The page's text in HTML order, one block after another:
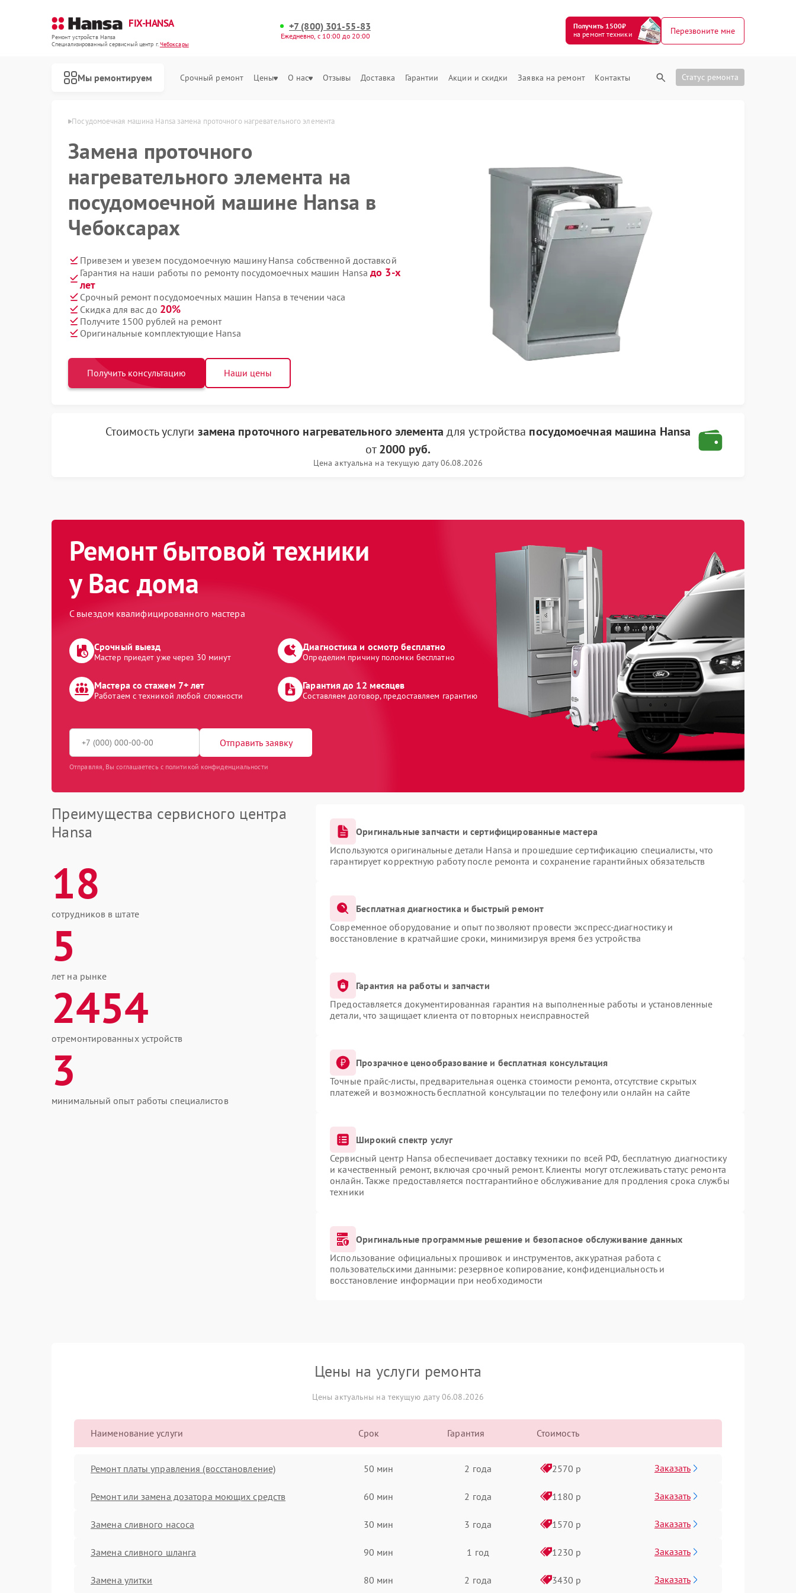
FIX-HANSA
Ремонт устройств Hansa
Специализированный cервисный центр г.Чебоксары
+7 (800) 301-55-83
Ежедневно, с 10:00 до 20:00
Получить 1500₽
на ремонт техники
Перезвоните мне
Мы ремонтируем Срочный ремонт Цены О нас Отзывы Доставка Гарантии Акции и скидки Заявка на ремонт Контакты Статус ремонта
в Чебоксарах Посудомоечная машина Hansa замена проточного нагревательного элемента
Замена проточного
нагревательного элемента на
посудомоечной машине Hansa в
Чебоксарах
Привезем и увезем посудомоечную машину Hansa собственной доставкой
Гарантия на наши работы по ремонту посудомоечных машин Hansaдо 3-х
лет
Срочный ремонт посудомоечных машин Hansa в течении часа
Скидка для вас до 20%
Получите 1500 рублей на ремонт
Оригинальные комплектующие Hansa
Получить консультацию Наши цены
Стоимость услуги замена проточного нагревательного элемента для устройства посудомоечная машина Hansa
от2000 руб.
Цена актуальна на текущую дату 06.08.2026
Ремонт бытовой техники
у Вас дома
С выездом квалифицированного мастера
Срочный выезд
Мастер приедет уже через 30 минут
Диагностика и осмотр бесплатно
Определим причину поломки бесплатно
Мастера со стажем 7+ лет
Работаем с техникой любой сложности
Гарантия до 12 месяцев
Составляем договор, предоставляем гарантию
Отправить заявку
Отправляя, Вы соглашаетесь с политикой конфиденциальности
Преимущества сервисного центра
Hansa
18
сотрудников в штате
5
лет на рынке
2454
отремонтированных устройств
3
минимальный опыт работы специалистов
Оригинальные запчасти и сертифицированные мастера
Используются оригинальные детали Hansa и прошедшие сертификацию специалисты, что
гарантирует корректную работу после ремонта и сохранение гарантийных обязательств
Бесплатная диагностика и быстрый ремонт
Современное оборудование и опыт позволяют провести экспресс-диагностику и
восстановление в кратчайшие сроки, минимизируя время без устройства
Гарантия на работы и запчасти
Предоставляется документированная гарантия на выполненные работы и установленные
детали, что защищает клиента от повторных неисправностей
Прозрачное ценообразование и бесплатная консультация
Точные прайс-листы, предварительная оценка стоимости ремонта, отсутствие скрытых
платежей и возможность бесплатной консультации по телефону или онлайн на сайте
Широкий спектр услуг
Сервисный центр Hansa обеспечивает доставку техники по всей РФ, бесплатную диагностику
и качественный ремонт, включая срочный ремонт. Клиенты могут отслеживать статус ремонта
онлайн. Также предоставляется постгарантийное обслуживание для продления срока службы
техники
Оригинальные программные решение и безопасное обслуживание данных
Использование официальных прошивок и инструментов, аккуратная работа с
пользовательскими данными: резервное копирование, конфиденциальность и
восстановление информации при необходимости
Цены на услуги ремонта
Цены актуальны на текущую дату 06.08.2026
Наименование услуги Срок Гарантия Стоимость
Ремонт платы управления (восстановление) 50 мин 2 года 2570 р Заказать
Ремонт или замена дозатора моющих средств 60 мин 2 года 1180 р Заказать
Замена сливного насоса 30 мин 3 года 1570 р Заказать
Замена сливного шланга 90 мин 1 год 1230 р Заказать
Замена улитки 80 мин 2 года 3430 р Заказать